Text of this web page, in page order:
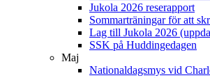
Jukola 2026 reserapport
Sommarträningar för att
Lag till Jukola 2026
SSK på Huddingedagen
Maj
Nationaldagsmys vid